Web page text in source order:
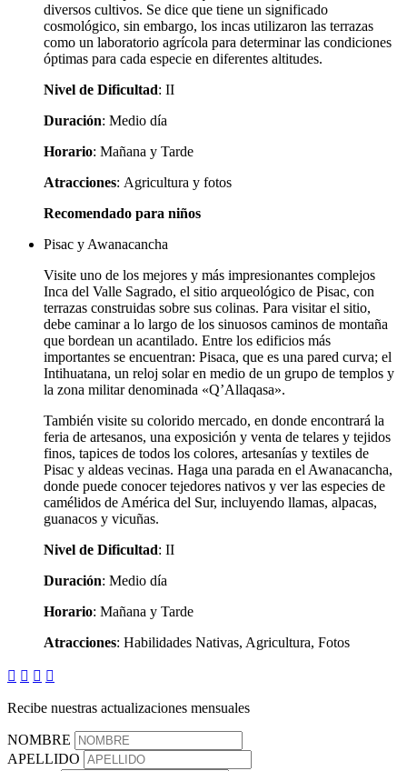
diversos cultivos. Se dice que tiene un significado
cosmológico, sin embargo, los incas utilizaron las terrazas
como un laboratorio agrícola para determinar las condiciones
óptimas para cada especie en diferentes altitudes.
Nivel de Dificultad: II
Duración: Medio día
Horario: Mañana y Tarde
Atracciones: Agricultura y fotos
Recomendado para niños
Pisac y Awanacancha
Visite uno de los mejores y más impresionantes complejos
Inca del Valle Sagrado, el sitio arqueológico de Pisac, con
terrazas construidas sobre sus colinas. Para visitar el sitio,
debe caminar a lo largo de los sinuosos caminos de montaña
que bordean un acantilado. Entre los edificios más
importantes se encuentran: Pisaca, que es una pared curva; el
Intihuatana, un reloj solar en medio de un grupo de templos y
la zona militar denominada «Q’Allaqasa».
También visite su colorido mercado, en donde encontrará la
feria de artesanos, una exposición y venta de telares y tejidos
finos, tapices de todos los colores, artesanías y textiles de
Pisac y aldeas vecinas. Haga una parada en el Awanacancha,
donde puede conocer tejedores nativos y ver las especies de
camélidos de América del Sur, incluyendo llamas, alpacas,
guanacos y vicuñas.
Nivel de Dificultad: II
Duración: Medio día
Horario: Mañana y Tarde
Atracciones: Habilidades Nativas, Agricultura, Fotos
   
Recibe nuestras actualizaciones mensuales
NOMBRE
APELLIDO